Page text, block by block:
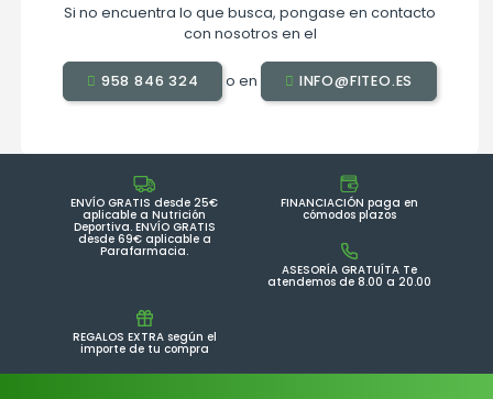
Si no encuentra lo que busca, pongase en contacto
con nosotros en el
958 846 324 o en INFO@FITEO.ES
ENVÍO GRATIS desde 25€
aplicable a Nutrición
Deportiva. ENVÍO GRATIS
desde 69€ aplicable a
Parafarmacia.
FINANCIACIÓN paga en
cómodos plazos
ASESORÍA GRATUÍTA Te
atendemos de 8.00 a 20.00
REGALOS EXTRA según el
importe de tu compra